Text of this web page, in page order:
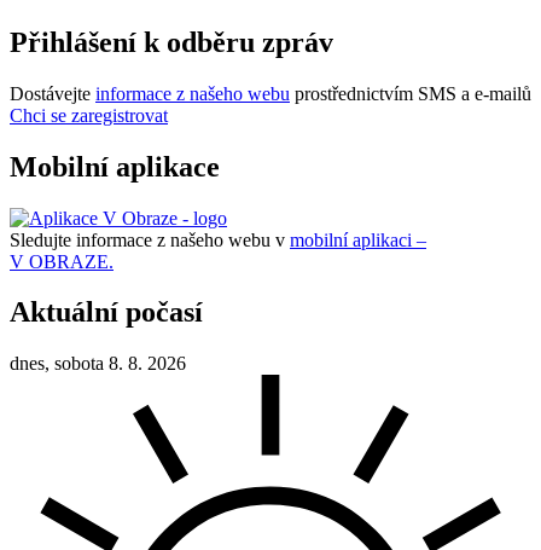
Přihlášení k odběru zpráv
Dostávejte informace z našeho webu prostřednictvím SMS a e-mailů
Chci se zaregistrovat
Mobilní aplikace
Sledujte informace z našeho webu v mobilní aplikaci –
V OBRAZE.
Aktuální počasí
dnes, sobota 8. 8. 2026